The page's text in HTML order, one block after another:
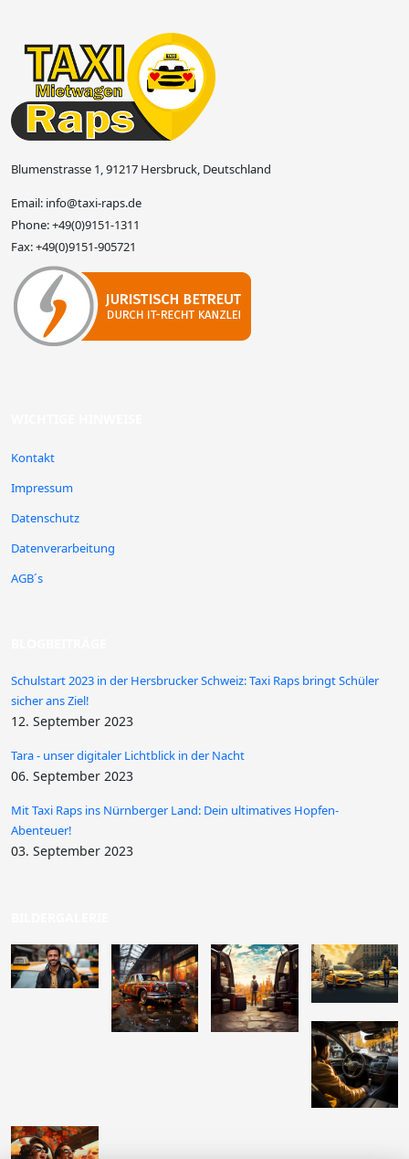
Blumenstrasse 1, 91217 Hersbruck, Deutschland
Email: info@taxi-raps.de
Phone:+49(0)9151-1311
Fax:+49(0)9151-905721
Kontakt
Impressum
Datenschutz
Datenverarbeitung
AGB´s
Schulstart 2023 in der Hersbrucker Schweiz: Taxi Raps bringt Schüler
sicher ans Ziel!
12. September 2023
Tara - unser digitaler Lichtblick in der Nacht
06. September 2023
Mit Taxi Raps ins Nürnberger Land: Dein ultimatives Hopfen-
Abenteuer!
03. September 2023